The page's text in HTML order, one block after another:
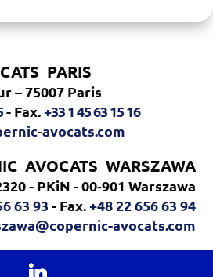
PARIS
– 75007 Paris
- Fax.+33 1 45 63 15 16
avocats.com
AVOCATS WARSZAWA
- PKiN - 00‑901 Warszawa
63 93 - Fax.+48 22 656 63 94
avocats.com